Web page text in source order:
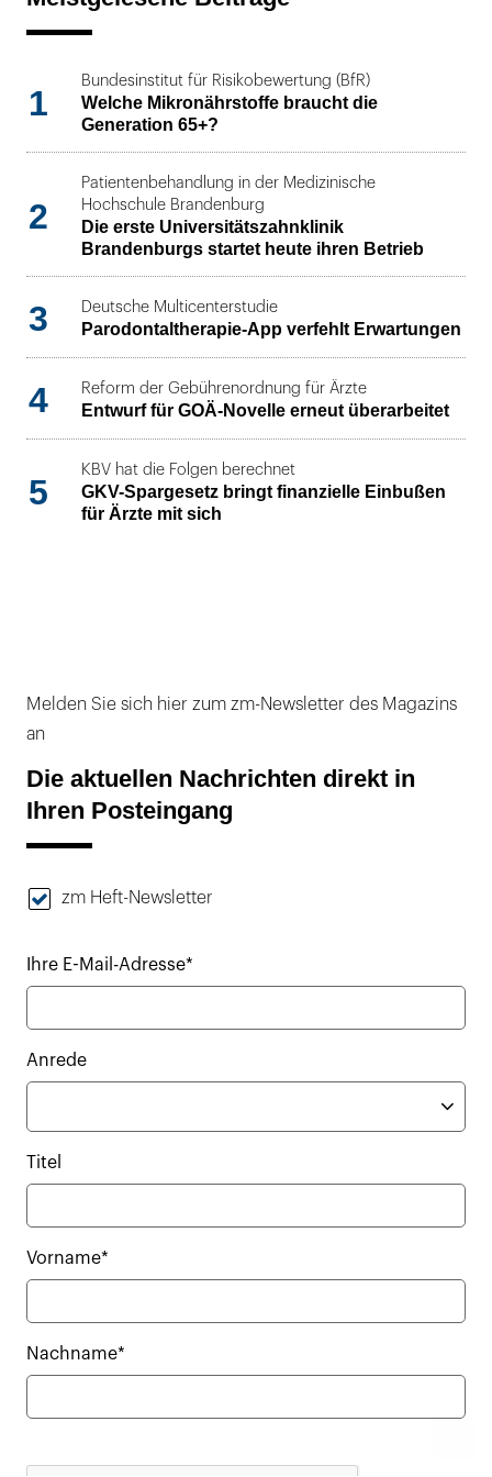
1
Bundesinstitut für Risikobewertung (BfR)
Welche Mikronährstoffe braucht die
Generation 65+?
2
Patientenbehandlung in der Medizinische
Hochschule Brandenburg
Die erste Universitätszahnklinik
Brandenburgs startet heute ihren Betrieb
3 Deutsche Multicenterstudie
Parodontaltherapie-App verfehlt Erwartungen
4 Reform der Gebührenordnung für Ärzte
Entwurf für GOÄ-Novelle erneut überarbeitet
5
KBV hat die Folgen berechnet
GKV-Spargesetz bringt finanzielle Einbußen
für Ärzte mit sich
Melden Sie sich hier zum zm-Newsletter des Magazins
an
Die aktuellen Nachrichten direkt in
Ihren Posteingang
zm Heft-Newsletter
Ihre E-Mail-Adresse*
Anrede
Titel
Vorname*
Nachname*